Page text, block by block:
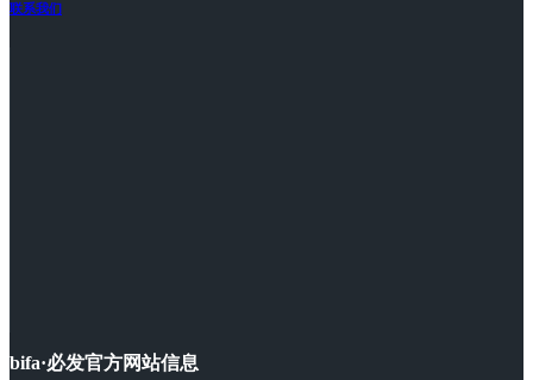
联系我们
bifa·必发官方网站信息